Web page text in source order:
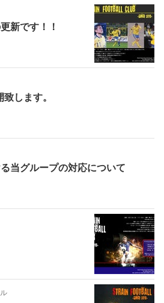
新です！！
します。
当グループの対応について